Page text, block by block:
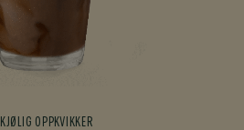
KJØLIG OPPKVIKKER